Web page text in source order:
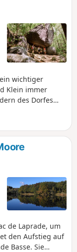
wichtiger
Klein immer
des Dorfes
Felsen des
Hut)
Unterholzes, auf
Region und den
des20.
de Laprade, um
den Aufstieg auf
Basse. Sie